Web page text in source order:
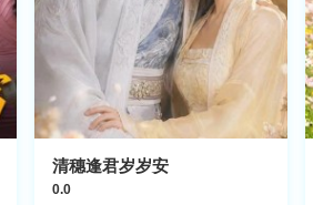
清穗逢君岁岁安
0.0